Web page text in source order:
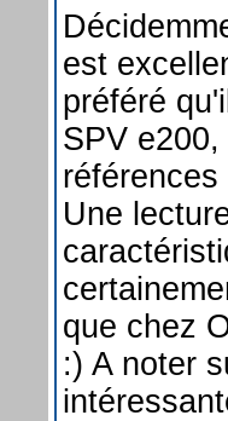
est
préféré
SPV
Une
que chez
:) A noter